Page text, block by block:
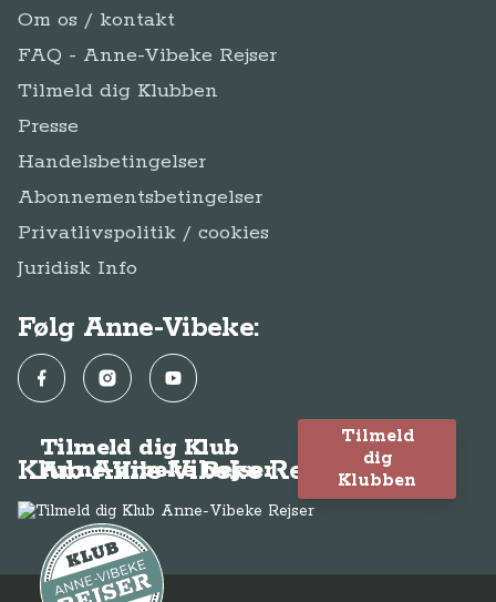
Om os / kontakt
FAQ - Anne-Vibeke Rejser
Tilmeld dig Klubben
Presse
Handelsbetingelser
Abonnementsbetingelser
Privatlivspolitik / cookies
Juridisk Info
Følg Anne-Vibeke:
FacebookInstagramYouTube
Klub Anne-Vibeke Rejser
Tilmeld dig Klub
Anne-Vibeke Rejser
Tilmeld
dig
Klubben